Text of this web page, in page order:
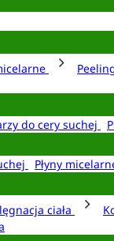
do cery suchej
Płyny
ciała